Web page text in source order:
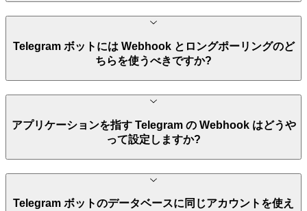
Telegram ボットには Webhook とロングポーリングのど
ちらを使うべきですか?
アプリケーションを指す Telegram の Webhook はどうや
って設定しますか?
Telegram ボットのデータベースに同じアカウントを使え